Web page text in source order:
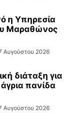
η Υπηρεσία
Μαραθώνος
Αυγούστου 2026
διάταξη για
πανίδα
Αυγούστου 2026